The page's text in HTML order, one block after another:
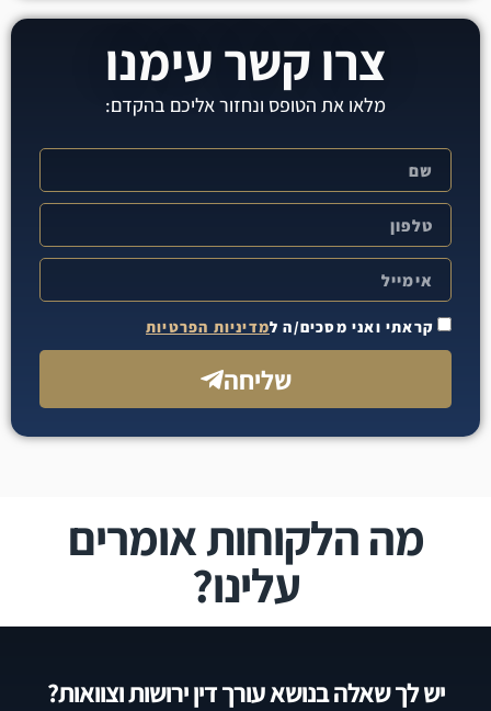
צרו קשר עימנו
מלאו את הטופס ונחזור אליכם בהקדם:
קראתי ואני מסכים/ה למדיניות הפרטיות
שליחה
מה הלקוחות אומרים
עלינו?
יש לך שאלה בנושא עורך דין ירושות וצוואות?